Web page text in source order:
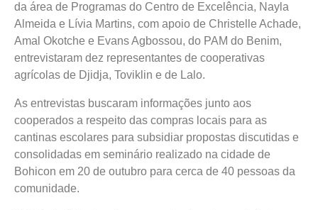
da área de Programas do Centro de Excelência, Nayla
Almeida e Lívia Martins, com apoio de Christelle Achade,
Amal Okotche e Evans Agbossou, do PAM do Benim,
entrevistaram dez representantes de cooperativas
agrícolas de Djidja, Toviklin e de Lalo.
As entrevistas buscaram informações junto aos
cooperados a respeito das compras locais para as
cantinas escolares para subsidiar propostas discutidas e
consolidadas em seminário realizado na cidade de
Bohicon em 20 de outubro para cerca de 40 pessoas da
comunidade.